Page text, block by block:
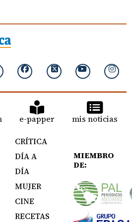
e-papper mis noticias
CRÍTICA
DÍA A
DÍA
MUJER
CINE
RECETAS
MIEMBRO
DE: